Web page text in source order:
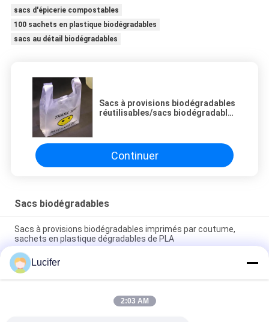
sacs d'épicerie compostables
100 sachets en plastique biodégradables
sacs au détail biodégradables
Sacs à provisions biodégradables
réutilisables/sacs biodégradables
Continuer
Sacs biodégradables
Sacs à provisions biodégradables imprimés par coutume,
sachets en plastique dégradables de PLA
Sacs à provisions en plastique biodégradables de fécule de
maïs approbation qui respecte l'environnement
d'EN13432/MSDS
Sacs à provisions biodégradables de 100%, sacs d'épicerie
Lucifer
2:03 AM